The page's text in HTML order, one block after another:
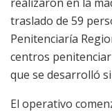
traslado de 59
Penitenciaría
centros
que se desarrolló
El operativo